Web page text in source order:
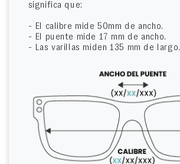
significa que:
- El calibre mide 50mm de ancho.
- El puente mide 17 mm de ancho.
- Las varillas miden 135 mm de largo.